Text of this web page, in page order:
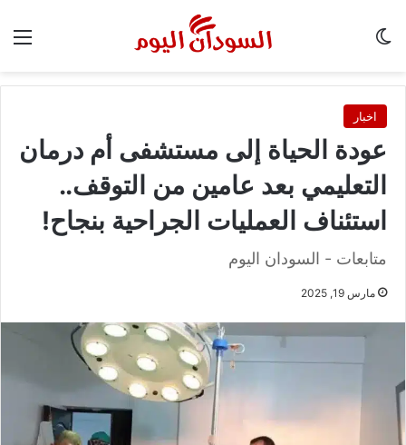
اخبار
عودة الحياة إلى مستشفى أم درمان
التعليمي بعد عامين من التوقف..
استئناف العمليات الجراحية بنجاح!
متابعات - السودان اليوم
مارس 19, 2025